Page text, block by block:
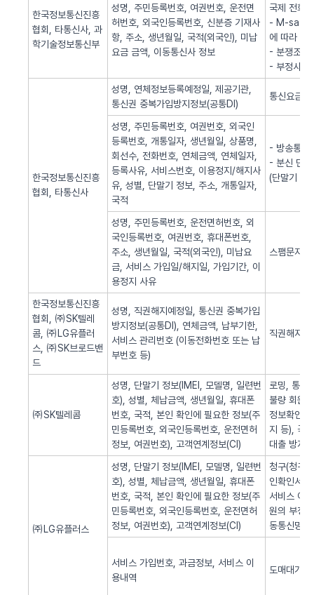
한국정보통신진흥
협회, 타통신사, 과
학기술정보통신부
성명, 주민등록번호, 여권번호, 운전면
허번호, 외국인등록번호, 신분증 기재사
항, 주소, 생년월일, 국적(외국인), 미납
요금 금액, 이동통신사 정보
국제 전화
- M-safer
에 따라
- 분쟁조정
- 부정사용
한국정보통신진흥
협회, 타통신사
성명, 연체정보등록예정일, 제공기관,
통신권 중복가입방지정보(공통DI)
통신요금
성명, 주민등록번호, 여권번호, 외국인
등록번호, 개통일자, 생년월일, 상품명,
회선수, 전화번호, 연체금액, 연체일자,
등록사유, 서비스번호, 이용정지/해지사
유, 성별, 단말기 정보, 주소, 개통일자,
국적
- 방송통신
- 분신 단
(단말기 분
성명, 주민등록번호, 운전면허번호, 외
국인등록번호, 여권번호, 휴대폰번호,
주소, 생년월일, 국적(외국인), 미납요
금, 서비스 가입일/해지일, 가입기간, 이
용정지 사유
스팸문자
한국정보통신진흥
협회, ㈜SK텔레
콤, ㈜LG유플러
스, ㈜SK브로드밴
드
성명, 직권해지예정일, 통신권 중복가입
방지정보(공통DI), 연체금액, 납부기한,
서비스 관리번호 (이동전화번호 또는 납
부번호 등)
직권해지
㈜SK텔레콤
성명, 단말기 정보(IMEI, 모델명, 일련번
호), 성별, 체납금액, 생년월일, 휴대폰
번호, 국적, 본인 확인에 필요한 정보(주
민등록번호, 외국인등록번호, 운전면허
정보, 여권번호), 고객연계정보(CI)
로밍, 통화
불량 회원
정보확인,
지 등), 국
대출 방지,
㈜LG유플러스
성명, 단말기 정보(IMEI, 모델명, 일련번
호), 성별, 체납금액, 생년월일, 휴대폰
번호, 국적, 본인 확인에 필요한 정보(주
민등록번호, 외국인등록번호, 운전면허
정보, 여권번호), 고객연계정보(CI)
청구(청구
인확인서
서비스 이
원의 부정
동통신망
서비스 가입번호, 과금정보, 서비스 이
용내역
도매대가